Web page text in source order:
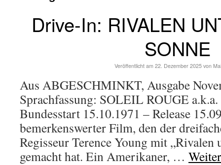
Drive-In: RIVALEN
SONNE
Veröffentlicht am 22. Dezember 2025 von
Aus ABGESCHMINKT, Ausgabe
Sprachfassung: SOLEIL ROUGE
Bundesstart 15.10.1971 – Release
bemerkenswerter Film, den der
Regisseur Terence Young mit „Rivalen
gemacht hat. Ein Amerikaner, …